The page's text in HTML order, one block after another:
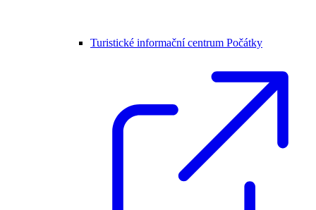
Turistické informační centrum Počátky